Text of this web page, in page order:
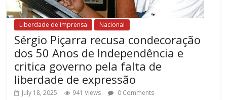
Liberdade de imprensa Nacional
Sérgio Piçarra recusa condecoração
dos 50 Anos de Independência e
critica governo pela falta de
liberdade de expressão
July 18, 2025 941 Views 0 Comments